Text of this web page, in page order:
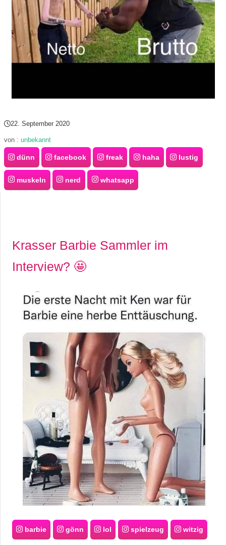
22. September 2020
von : unbekannt
dünn facebook freak haha lustig
muskeln nerd whatsapp
Krasser Barbie Sammler im
Interview? 🤩
barbie gönn lol spielzeug witzig